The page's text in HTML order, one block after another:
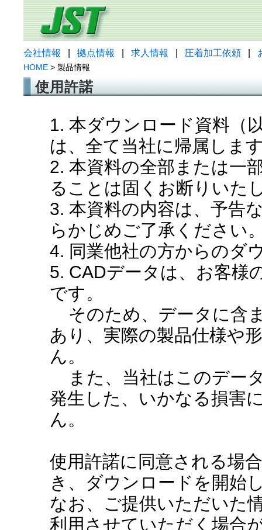
会社情報 拠点情報 求人情報 圧着加工依頼
HOME > 製品情報
使用許諾
1. 本ダウンロード資料（
は、全て当社に帰属しま
2. 本資料の全部または一
ることは固くお断りいた
3. 本資料の内容は、予告
らかじめご了承ください
4. 同業他社の方からのダ
5. CADデータは、お客様
です。
そのため、データに含
あり、実際の製品仕様や
ん。
また、当社はこのデー
発生した、いかなる損害
ん。
使用許諾に同意される場
き、ダウンロードを開始
なお、ご提供いただいた
利用させていただく場合